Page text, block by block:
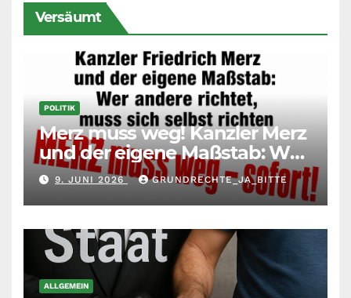
Versäumt
POLITIK
Merz muss weg! Kanzler Merz
und der eigene Maßstab: Wer
andere richtet, muss sich
selbst richten
9. JUNI 2026 GRUNDRECHTE_JA_BITTE
ALLGEMEIN